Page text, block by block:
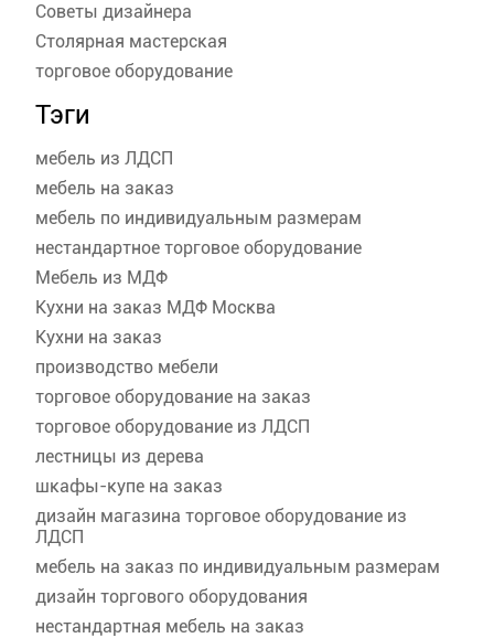
Советы дизайнера
Столярная мастерская
торговое оборудование
Тэги
мебель из ЛДСП
мебель на заказ
мебель по индивидуальным размерам
нестандартное торговое оборудование
Мебель из МДФ
Кухни на заказ МДФ Москва
Кухни на заказ
производство мебели
торговое оборудование на заказ
торговое оборудование из ЛДСП
лестницы из дерева
шкафы-купе на заказ
дизайн магазина торговое оборудование из
ЛДСП
мебель на заказ по индивидуальным размерам
дизайн торгового оборудования
нестандартная мебель на заказ